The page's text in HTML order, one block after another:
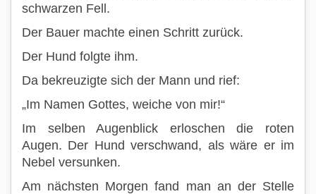
schwarzen Fell.
Der Bauer machte einen Schritt zurück.
Der Hund folgte ihm.
Da bekreuzigte sich der Mann und rief:
„Im Namen Gottes, weiche von mir!“
Im selben Augenblick erloschen die roten
Augen. Der Hund verschwand, als wäre er im
Nebel versunken.
Am nächsten Morgen fand man an der Stelle